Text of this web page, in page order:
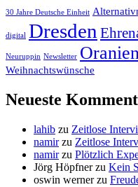
30 Jahre Deutsche Einheit
digital Dresden
Neuruppin Newsletter
Weihnachtswünsche
Neueste
lahib zu Zeitlose
namirzu Zeitlose
namirzu Plötzlich
Jörg Höpfnerzu Kein
oswin wernerzu